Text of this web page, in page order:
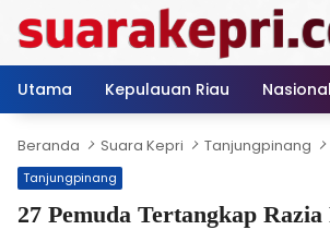
konten
Utama
Kepulauan Riau Nasional
Beranda Suara Kepri Tanjungpinang
Tanjungpinang
27 Pemuda Tertangkap Razia